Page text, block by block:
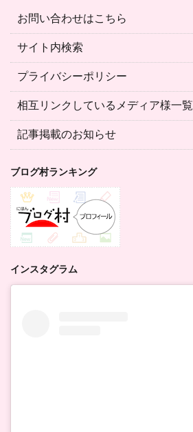
お問い合わせはこちら
サイト内検索
プライバシーポリシー
相互リンクしているメディア様一覧
記事掲載のお知らせ
ブログ村ランキング
インスタグラム